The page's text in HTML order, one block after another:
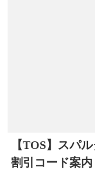
【TOS】スパ
割引コード案内